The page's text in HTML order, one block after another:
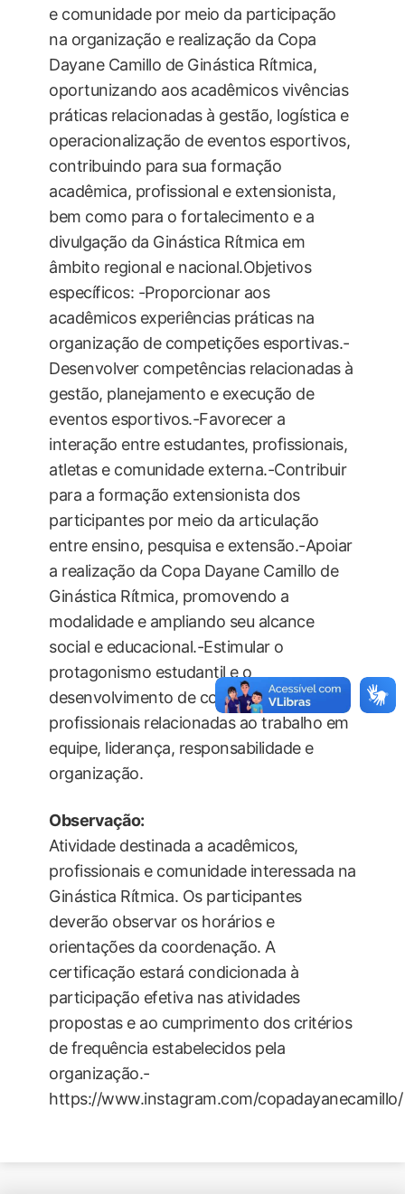
e comunidade por meio da participação
na organização e realização da Copa
Dayane Camillo de Ginástica Rítmica,
oportunizando aos acadêmicos vivências
práticas relacionadas à gestão, logística e
operacionalização de eventos esportivos,
contribuindo para sua formação
acadêmica, profissional e extensionista,
bem como para o fortalecimento e a
divulgação da Ginástica Rítmica em
âmbito regional e nacional.Objetivos
específicos: -Proporcionar aos
acadêmicos experiências práticas na
organização de competições esportivas.-
Desenvolver competências relacionadas à
gestão, planejamento e execução de
eventos esportivos.-Favorecer a
interação entre estudantes, profissionais,
atletas e comunidade externa.-Contribuir
para a formação extensionista dos
participantes por meio da articulação
entre ensino, pesquisa e extensão.-Apoiar
a realização da Copa Dayane Camillo de
Ginástica Rítmica, promovendo a
modalidade e ampliando seu alcance
social e educacional.-Estimular o
protagonismo estudantil e o
desenvolvimento de competências
profissionais relacionadas ao trabalho em
equipe, liderança, responsabilidade e
organização.
Observação:
Atividade destinada a acadêmicos,
profissionais e comunidade interessada na
Ginástica Rítmica. Os participantes
deverão observar os horários e
orientações da coordenação. A
certificação estará condicionada à
participação efetiva nas atividades
propostas e ao cumprimento dos critérios
de frequência estabelecidos pela
organização.-
https://www.instagram.com/copadayanecamillo/